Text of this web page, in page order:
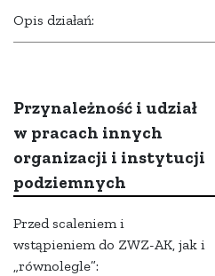
Opis działań:
Przynależność i udział
w pracach innych
organizacji i instytucji
podziemnych
Przed scaleniem i
wstąpieniem do ZWZ-AK, jak i
„równolegle”: